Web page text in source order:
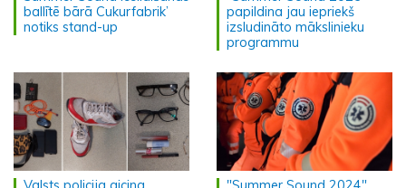
ballītē bārā Cukurfabrik’
notiks stand-up
papildina jau iepriekš
izsludināto mākslinieku
programmu